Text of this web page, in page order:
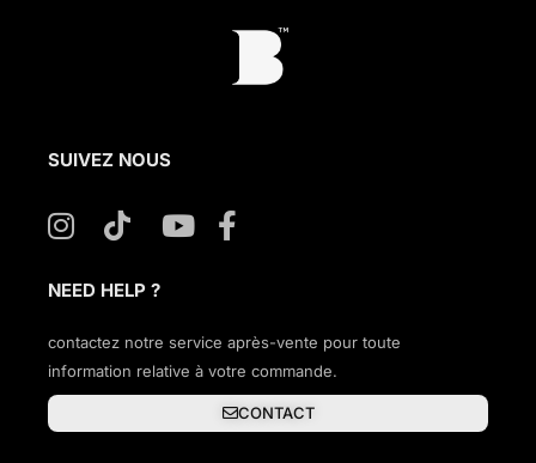
SUIVEZ NOUS
NEED HELP ?
contactez notre service après-vente pour toute
information relative à votre commande.
CONTACT